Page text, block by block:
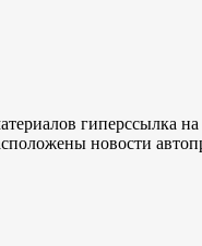
гиперссылка на
новости